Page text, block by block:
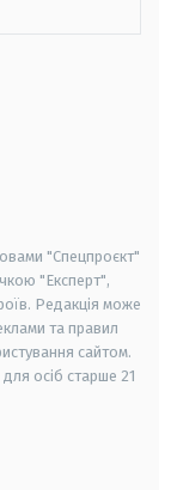
"Спецпроєкт"
"Експерт",
Редакція може
та правил
сайтом.
для осіб старше 21